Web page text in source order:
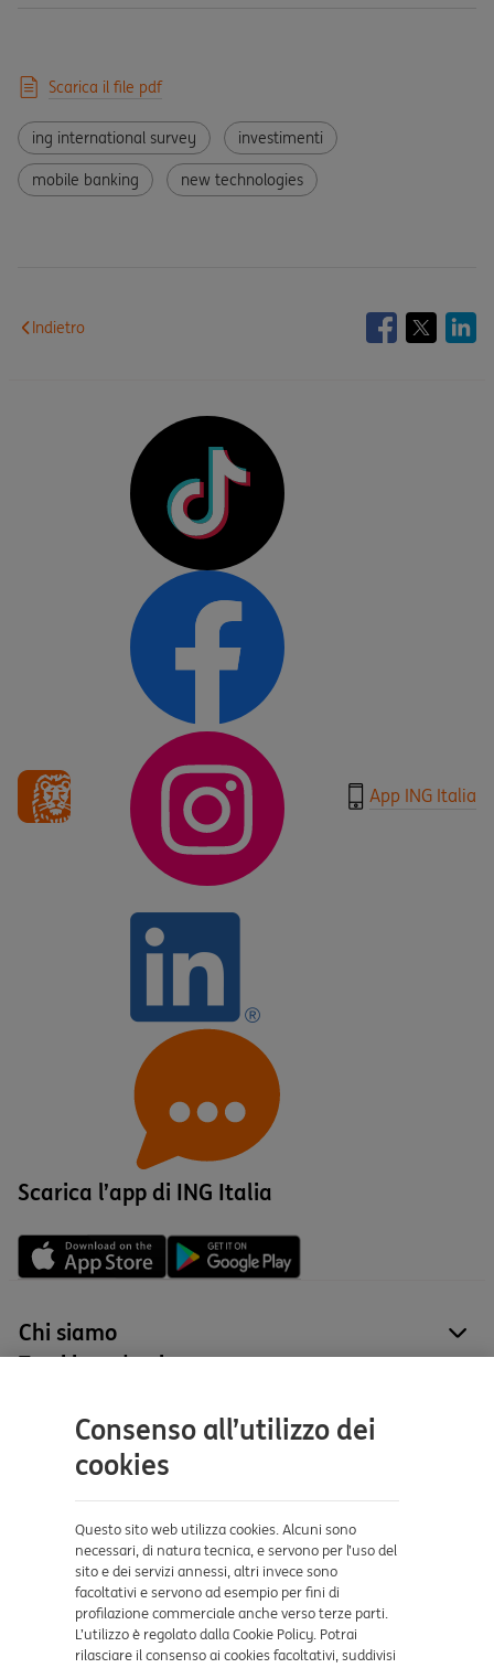
Scarica il file pdf
ing international survey investimenti
mobile banking new technologies
Indietro
App ING Italia
Scarica l’app di ING Italia
Chi siamo
Tutti i prodotti
Aiuto e supporto
Dove ci trovi
Certificazioni
Consenso all’utilizzo dei
cookies
Questo sito web utilizza cookies. Alcuni sono
necessari, di natura tecnica, e servono per l’uso del
sito e dei servizi annessi, altri invece sono
facoltativi e servono ad esempio per fini di
profilazione commerciale anche verso terze parti.
L’utilizzo è regolato dalla Cookie Policy. Potrai
rilasciare il consenso ai cookies facoltativi, suddivisi